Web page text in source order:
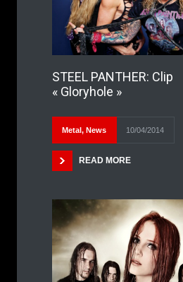
STEEL PANTHER: Clip
« Gloryhole »
Metal, News 10/04/2014
READ MORE